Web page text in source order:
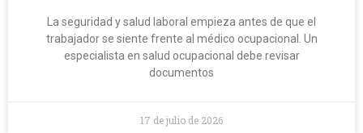
La seguridad y salud laboral empieza antes de que el
trabajador se siente frente al médico ocupacional. Un
especialista en salud ocupacional debe revisar
documentos
17 de julio de 2026